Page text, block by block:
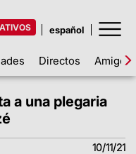
Directos Amigos
a una plegaria
10/11/21